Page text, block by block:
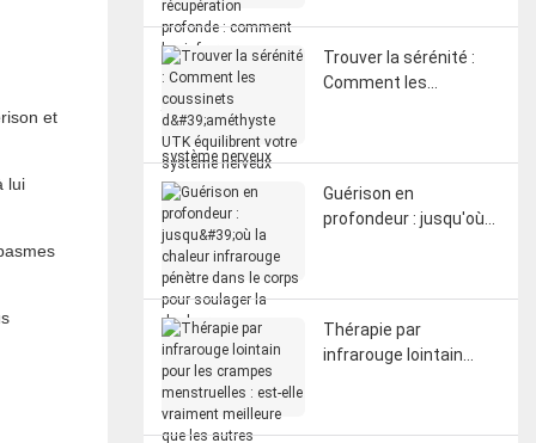
et
lui
les infrarouges
lointains influencent la
Trouver la sérénité :
Comment les
système nerveux
Guérison en
profondeur : jusqu'où
douleur
Thérapie par
infrarouge lointain